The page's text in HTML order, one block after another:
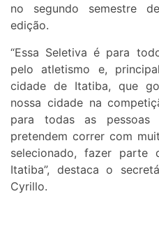
no segundo semestre
edição.
“Essa Seletiva é para
pelo atletismo e,
cidade de Itatiba, que
nossa cidade na
para todas as
pretendem correr com
selecionado, fazer parte
Itatiba”, destaca o
Cyrillo.